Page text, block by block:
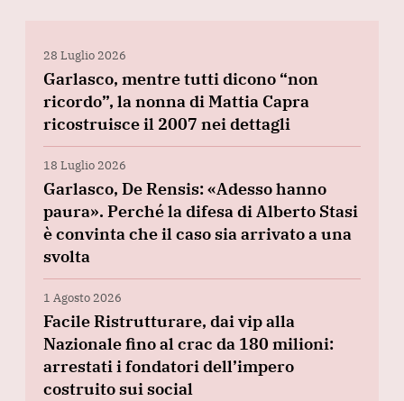
28 Luglio 2026
Garlasco, mentre tutti dicono “non
ricordo”, la nonna di Mattia Capra
ricostruisce il 2007 nei dettagli
18 Luglio 2026
Garlasco, De Rensis: «Adesso hanno
paura». Perché la difesa di Alberto Stasi
è convinta che il caso sia arrivato a una
svolta
1 Agosto 2026
Facile Ristrutturare, dai vip alla
Nazionale fino al crac da 180 milioni:
arrestati i fondatori dell’impero
costruito sui social